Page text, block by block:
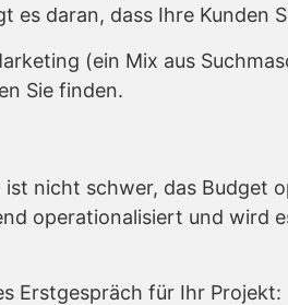
es daran, dass Ihre
(ein Mix aus
Sie finden.
nicht schwer, das
operationalisiert und wird
Erstgespräch für Ihr Projekt: